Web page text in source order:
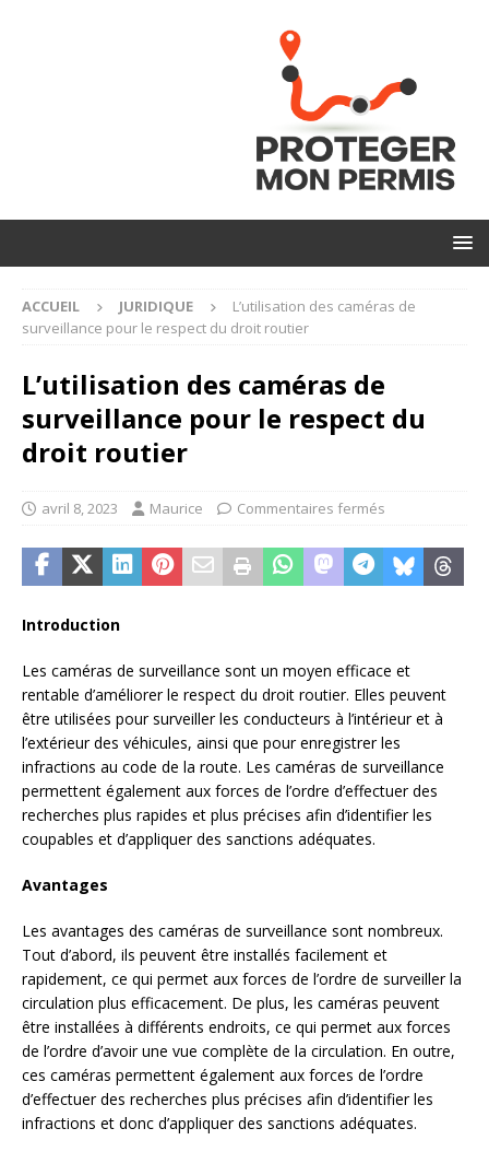
ACCUEIL JURIDIQUE
L’utilisation des caméras de
surveillance pour le respect du droit routier
L’utilisation des caméras de
surveillance pour le respect du
droit routier
avril 8, 2023 Maurice Commentaires fermés
Introduction
Les caméras de surveillance sont un moyen efficace et
rentable d’améliorer le respect du droit routier. Elles peuvent
être utilisées pour surveiller les conducteurs à l’intérieur et à
l’extérieur des véhicules, ainsi que pour enregistrer les
infractions au code de la route. Les caméras de surveillance
permettent également aux forces de l’ordre d’effectuer des
recherches plus rapides et plus précises afin d’identifier les
coupables et d’appliquer des sanctions adéquates.
Avantages
Les avantages des caméras de surveillance sont nombreux.
Tout d’abord, ils peuvent être installés facilement et
rapidement, ce qui permet aux forces de l’ordre de surveiller la
circulation plus efficacement. De plus, les caméras peuvent
être installées à différents endroits, ce qui permet aux forces
de l’ordre d’avoir une vue complète de la circulation. En outre,
ces caméras permettent également aux forces de l’ordre
d’effectuer des recherches plus précises afin d’identifier les
infractions et donc d’appliquer des sanctions adéquates.